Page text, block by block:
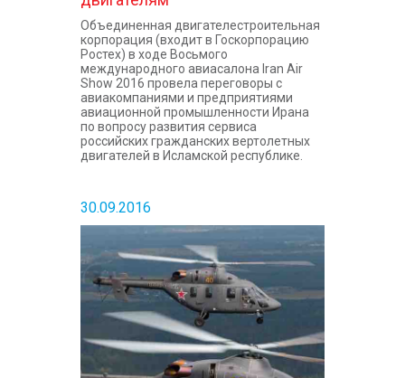
Объединенная двигателестроительная
корпорация (входит в Госкорпорацию
Ростех) в ходе Восьмого
международного авиасалона Iran Air
Show 2016 провела переговоры с
авиакомпаниями и предприятиями
авиационной промышленности Ирана
по вопросу развития сервиса
российских гражданских вертолетных
двигателей в Исламской республике.
30.09.2016